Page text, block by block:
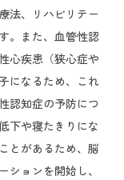
法、リハビリテー
。また、血管性認
心疾患（狭心症や
になるため、これ
認知症の予防につ
下や寝たきりにな
とがあるため、脳
ョンを開始し、